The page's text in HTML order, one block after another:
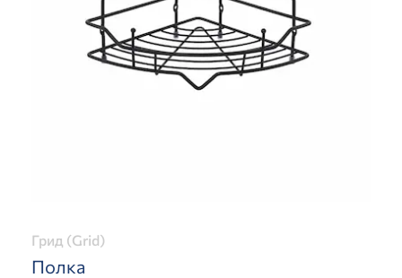
Грид (Grid)
Полка